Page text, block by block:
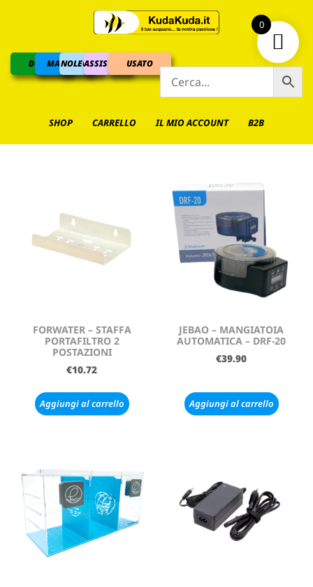
DOLCEMARINO
NOLEGGIOASSISTENZAUSATO
SHOP CARRELLO IL MIO ACCOUNT B2B
FORWATER – STAFFA
PORTAFILTRO 2
POSTAZIONI
€10.72
Aggiungi al carrello
JEBAO – MANGIATOIA
AUTOMATICA – DRF-20
€39.90
Aggiungi al carrello
0